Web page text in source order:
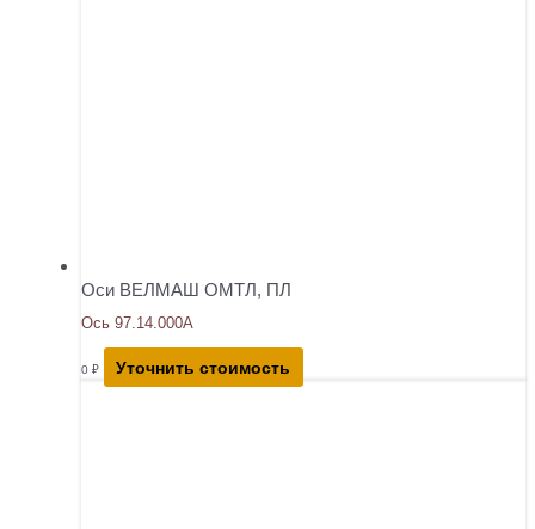
Оси ВЕЛМАШ ОМТЛ, ПЛ
Ось 97.14.000А
0 ₽ Уточнить стоимость